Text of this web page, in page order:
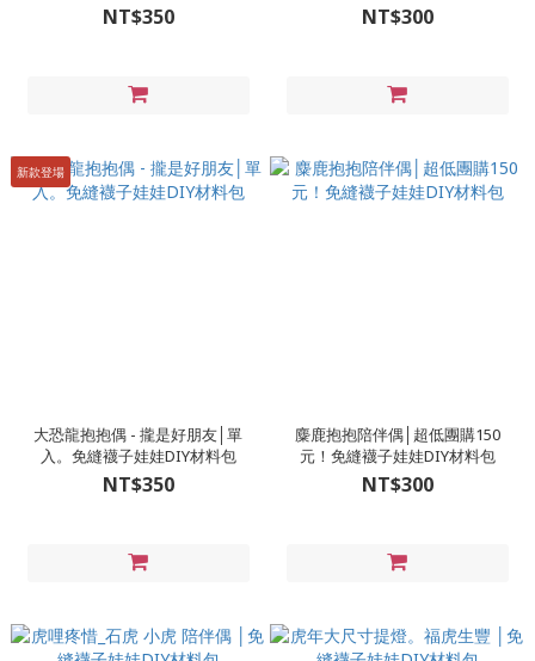
NT$350 NT$300
新款登場
大恐龍抱抱偶 - 攏是好朋友│單
入。免縫襪子娃娃DIY材料包
NT$350
麋鹿抱抱陪伴偶│超低團購150
元！免縫襪子娃娃DIY材料包
NT$300